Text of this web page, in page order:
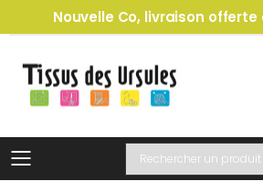
Nouvelle Co, livraison
Toggle mobile menu
Recherche